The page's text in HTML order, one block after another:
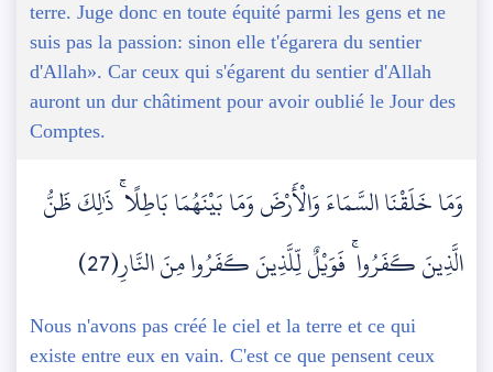
terre. Juge donc en toute équité parmi les gens et ne
suis pas la passion: sinon elle t'égarera du sentier
d'Allah». Car ceux qui s'égarent du sentier d'Allah
auront un dur châtiment pour avoir oublié le Jour des
Comptes.
وَمَا خَلَقْنَا السَّمَاءَ وَالْأَرْضَ وَمَا بَيْنَهُمَا بَاطِلًا ۚ ذَٰلِكَ ظَنُّ
الَّذِينَ كَفَرُوا ۚ فَوَيْلٌ لِّلَّذِينَ كَفَرُوا مِنَ النَّارِ(27)
Nous n'avons pas créé le ciel et la terre et ce qui
existe entre eux en vain. C'est ce que pensent ceux